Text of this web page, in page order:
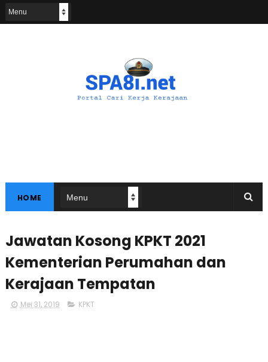
HOME
Jawatan Kosong KPKT 2021
Kementerian Perumahan dan
Kerajaan Tempatan
Mei 31, 2019 KPKT